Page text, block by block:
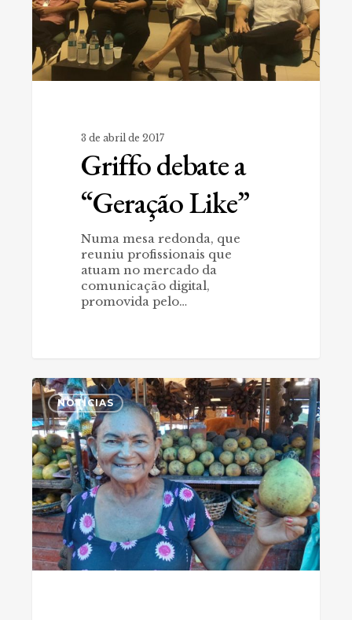
3 de abril de 2017
Griffo debate a
“Geração Like”
Numa mesa redonda, que
reuniu profissionais que
atuam no mercado da
comunicação digital,
promovida pelo…
Ver-
o-
Peso,
a
feira
de
todos
nós
NOTÍCIAS
0